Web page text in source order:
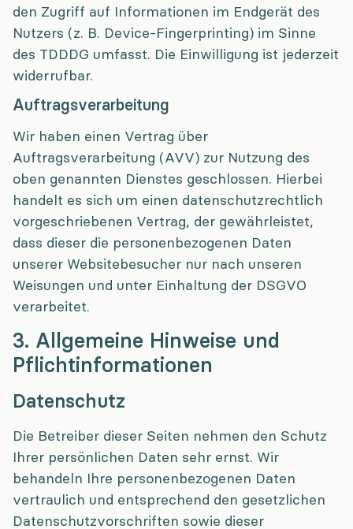
den Zugriff auf Informationen im Endgerät des
Nutzers (z. B. Device-Fingerprinting) im Sinne
des TDDDG umfasst. Die Einwilligung ist jederzeit
widerrufbar.
Auftragsverarbeitung
Wir haben einen Vertrag über
Auftragsverarbeitung (AVV) zur Nutzung des
oben genannten Dienstes geschlossen. Hierbei
handelt es sich um einen datenschutzrechtlich
vorgeschriebenen Vertrag, der gewährleistet,
dass dieser die personenbezogenen Daten
unserer Websitebesucher nur nach unseren
Weisungen und unter Einhaltung der DSGVO
verarbeitet.
3. Allgemeine Hinweise und
Pflicht­informationen
Datenschutz
Die Betreiber dieser Seiten nehmen den Schutz
Ihrer persönlichen Daten sehr ernst. Wir
behandeln Ihre personenbezogenen Daten
vertraulich und entsprechend den gesetzlichen
Datenschutzvorschriften sowie dieser